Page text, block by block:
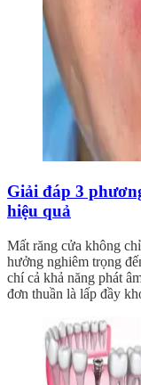
Giải đáp 3
hiệu quả
Mất răng cửa không
hưởng nghiêm trọng
chí cả khả năng phát
đơn thuần là lấp đầy